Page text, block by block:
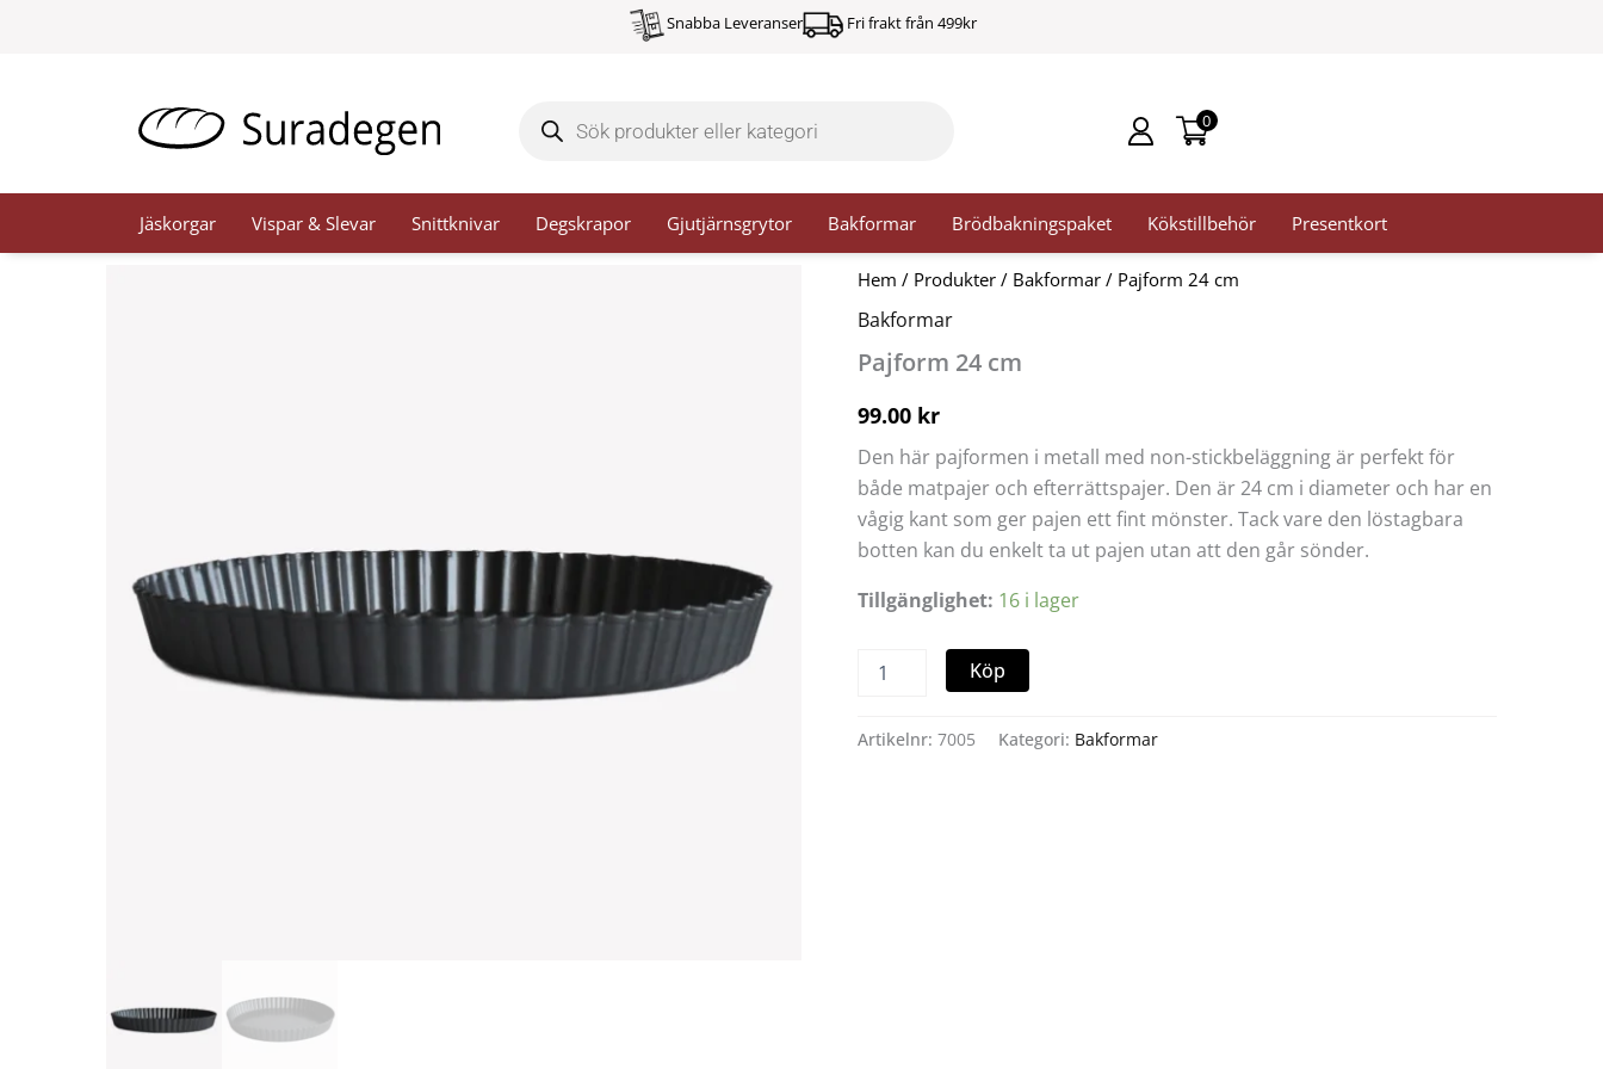
Snabba Leveranser Fri frakt från 499kr
search
0
Jäskorgar Vispar & Slevar Snittknivar Degskrapor Gjutjärnsgrytor Bakformar Brödbakningspaket Kökstillbehör Presentkort
Hem / Produkter/ Bakformar/ Pajform 24 cm
Bakformar
Pajform 24 cm
99.00 kr
Den här pajformen i metall med non-stickbeläggning är perfekt för
både matpajer och efterrättspajer. Den är 24 cm i diameter och har en
vågig kant som ger pajen ett fint mönster. Tack vare den löstagbara
botten kan du enkelt ta ut pajen utan att den går sönder.
Tillgänglighet: 16 i lager
Pajform
cm
Köp
Artikelnr: 7005 Kategori: Bakformar